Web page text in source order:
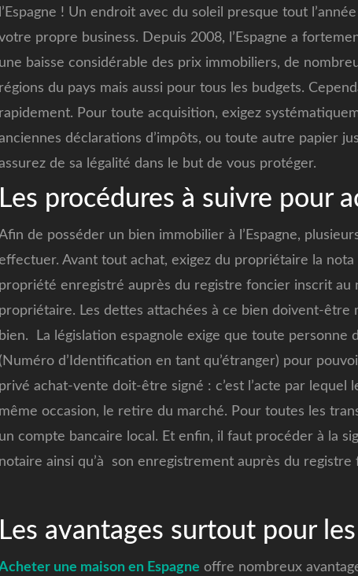
l’Espagne ! Un endroit avec du soleil presque tout
propre business. Depuis 2008, l’Espagne a
une baisse considérable des prix immobiliers, de
régions du pays mais aussi pour tous les budgets.
rapidement. Pour toute acquisition, exigez
déclarations d’impôts, ou toute autre papier
de sa légalité dans le but de vous protéger.
Les procédures à suivre pour
de posséder un bien immobilier à l’Espagne,
Avant tout achat, exigez du propriétaire la
propriété enregistré auprès du registre foncier inscrit au
propriétaire. Les dettes attachées à ce bien doivent-être
bien. La législation espagnole exige que toute
(Numéro d’Identification en tant qu’étranger) pour
privé achat-vente doit-être signé : c’est l’acte par lequel
même occasion, le retire du marché. Pour toutes les
un compte bancaire local. Et enfin, il faut procéder à la
notaire ainsi qu’à son enregistrement auprès du registre
Les avantages surtout pour
une maison en Espagne offre nombreux